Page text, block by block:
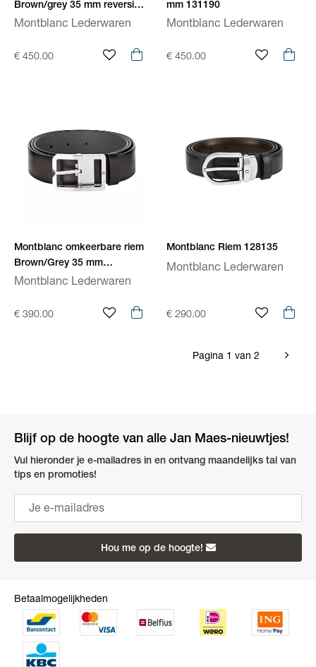
Brown/grey 35 mm reversible
131192
Montblanc Lederwaren
€ 450.00
mm 131190
Montblanc Lederwaren
€ 450.00
Montblanc omkeerbare riem
Brown/Grey 35 mm
reversible 131163
Montblanc Lederwaren
€ 390.00
Montblanc Riem 128135
Montblanc Lederwaren
€ 290.00
Pagina 1 van 2
Blijf op de hoogte van alle Jan Maes-nieuwtjes!
Vul hieronder je e-mailadres in en ontvang maandelijks tal van
tips en promoties!
Hou me op de hoogte!
Betaalmogelijkheden